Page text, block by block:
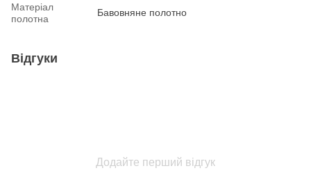
Матеріал
полотна
Бавовняне полотно
Відгуки
Додайте перший відгук